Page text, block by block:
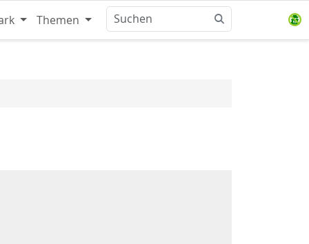
Themen